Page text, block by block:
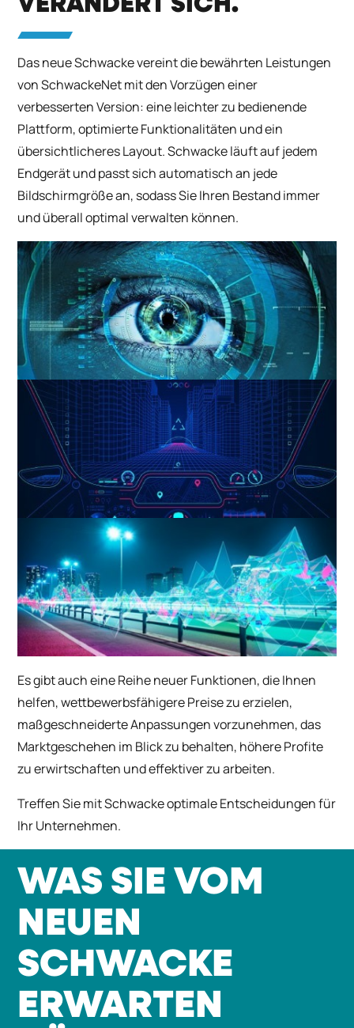
Das neue Schwacke vereint die bewährten Leistungen
von SchwackeNet mit den Vorzügen einer
verbesserten Version: eine leichter zu bedienende
Plattform, optimierte Funktionalitäten und ein
übersichtlicheres Layout. Schwacke läuft auf jedem
Endgerät und passt sich automatisch an jede
Bildschirmgröße an, sodass Sie Ihren Bestand immer
und überall optimal verwalten können.
Es gibt auch eine Reihe neuer Funktionen, die Ihnen
helfen, wettbewerbsfähigere Preise zu erzielen,
maßgeschneiderte Anpassungen vorzunehmen, das
Marktgeschehen im Blick zu behalten, höhere Profite
zu erwirtschaften und effektiver zu arbeiten.
Treffen Sie mit Schwacke optimale Entscheidungen für
Ihr Unternehmen.
WAS SIE VOM
NEUEN
SCHWACKE
ERWARTEN